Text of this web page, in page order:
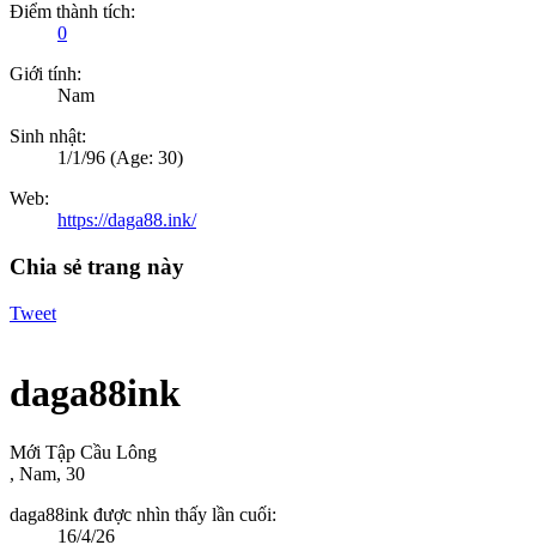
Điểm thành tích:
0
Giới tính:
Nam
Sinh nhật:
1/1/96 (Age: 30)
Web:
https://daga88.ink/
Chia sẻ trang này
Tweet
daga88ink
Mới Tập Cầu Lông
, Nam, 30
daga88ink được nhìn thấy lần cuối:
16/4/26